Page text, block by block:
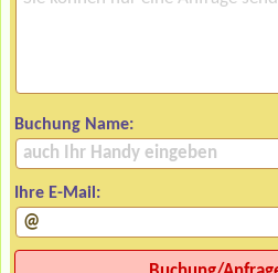
Buchung Name:
Ihre E-Mail: